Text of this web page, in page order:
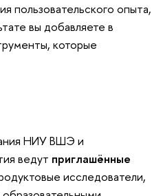
пользовательского опыта,
вы добавляете в
которые
НИУ ВШЭ и
ведут приглашённые
исследователи,